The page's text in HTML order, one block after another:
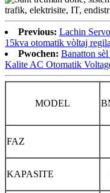
Previous: Lachin
15kva otomatik vòltaj
Pwochen: Banatton
Kalite AC Otomatik
MODEL
FAZ
KAPASITE